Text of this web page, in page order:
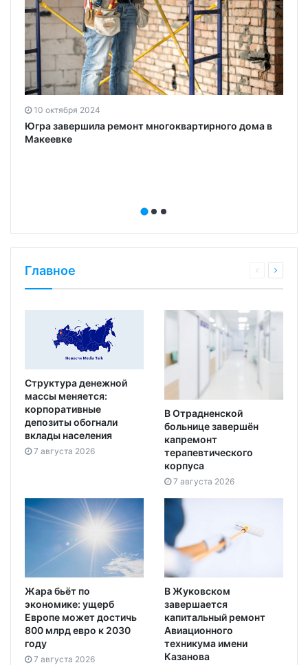
10 октября 2024
Югра завершила ремонт многоквартирного дома в
Макеевке
Главное
Структура денежной
массы меняется:
корпоративные
депозиты обогнали
вклады населения
7 августа 2026
В Отрадненской
больнице завершён
капремонт
терапевтического
корпуса
7 августа 2026
Жара бьёт по
экономике: ущерб
Европе может достичь
800 млрд евро к 2030
году
7 августа 2026
В Жуковском
завершается
капитальный ремонт
Авиационного
техникума имени
Казанова